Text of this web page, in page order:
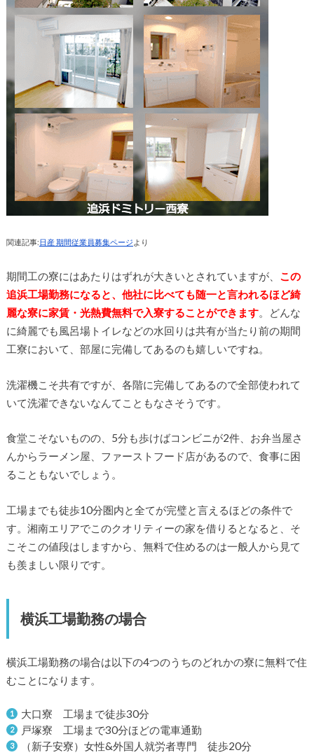
関連記事:日産 期間従業員募集ページ より
期間工の寮にはあたりはずれが大きいとされていますが、 この
追浜工場勤務になると、他社に比べても随一と言われるほど綺
麗な寮に家賃・光熱費無料で入寮することができます。どんな
に綺麗でも風呂場トイレなどの水回りは共有が当たり前の期間
工寮において、部屋に完備してあるのも嬉しいですね。
洗濯機こそ共有ですが、各階に完備してあるので全部使われて
いて洗濯できないなんてこともなさそうです。
食堂こそないものの、5分も歩けばコンビニが2件、お弁当屋さ
んからラーメン屋、ファーストフード店があるので、食事に困
ることもないでしょう。
工場までも徒歩10分圏内と全てが完璧と言えるほどの条件で
す。湘南エリアでこのクオリティーの家を借りるとなると、そ
こそこの値段はしますから、無料で住めるのは一般人から見て
も羨ましい限りです。
横浜工場勤務の場合
横浜工場勤務の場合は以下の4つのうちのどれかの寮に無料で住
むことになります。
大口寮 工場まで徒歩30分
戸塚寮 工場まで30分ほどの電車通勤
（新子安寮）女性&外国人就労者専門 徒歩20分